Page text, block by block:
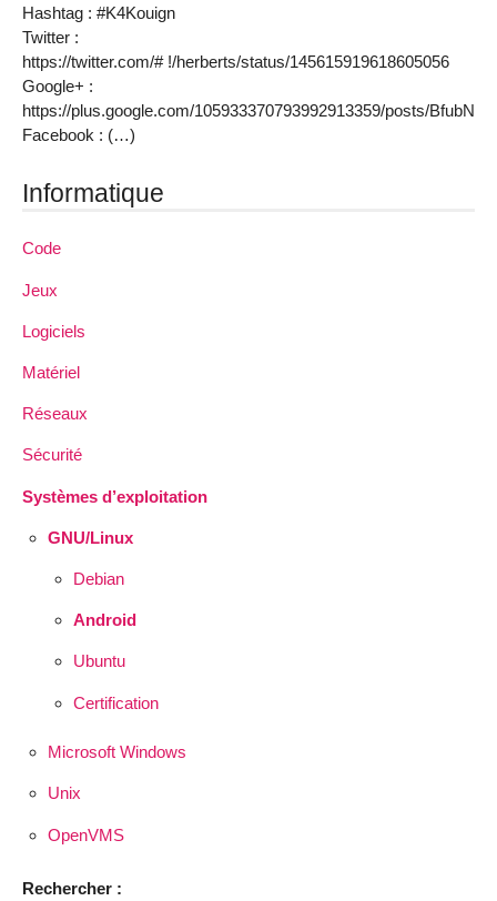
Hashtag : #K4Kouign
Twitter :
https://twitter.com/# !/herberts/status/145615919618605056
Google+ :
https://plus.google.com/105933370793992913359/posts/
Facebook : (…)
Informatique
Code
Jeux
Logiciels
Matériel
Réseaux
Sécurité
Systèmes d’exploitation
GNU/Linux
Debian
Android
Ubuntu
Certification
Microsoft Windows
Unix
OpenVMS
Rechercher :